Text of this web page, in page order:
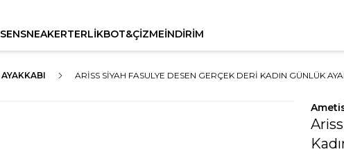
SNEAKERTERLİKBOT&ÇİZMEİNDİRİM
ARISS SIYAH FASULYE DESEN GERÇEK DERI KADIN GÜNLÜK